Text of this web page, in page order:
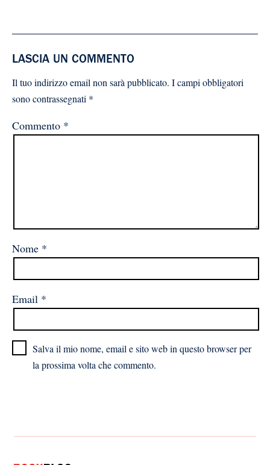
LASCIA UN COMMENTO
Il tuo indirizzo email non sarà pubblicato. I campi obbligatori
sono contrassegnati *
Commento *
Nome *
Email *
Salva il mio nome, email e sito web in questo browser per
la prossima volta che commento.